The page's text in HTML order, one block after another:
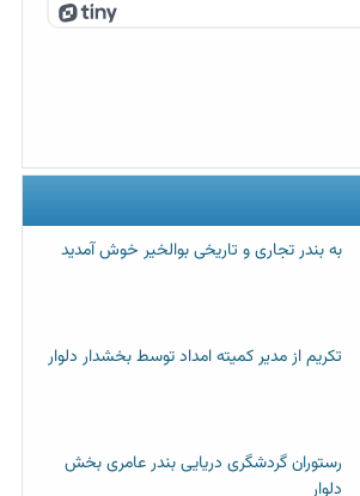
به بندر تجاری و تاریخی بوالخیر خوش آمدید
تکریم از مدیر کمیته امداد توسط بخشدار دلوار
رستوران گردشگری دریایی بندر عامری بخش
دلوار